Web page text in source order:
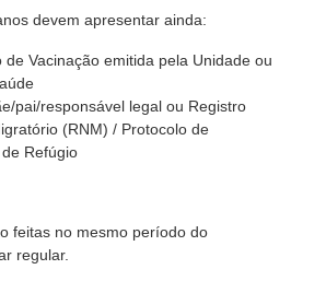
devem apresentar ainda:
de Vacinação emitida pela Unidade ou
pai/responsável legal ou Registro
(RNM) / Protocolo de
Refúgio
feitas no mesmo período do
regular.